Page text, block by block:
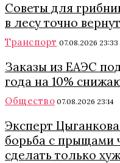
Советы для
в лесу точно
Транспорт 07.08.2026 23:33
Заказы из ЕАЭС
года на 10%
Общество 07.08.2026 23:14
Эксперт
борьба с прыщами
сделать только